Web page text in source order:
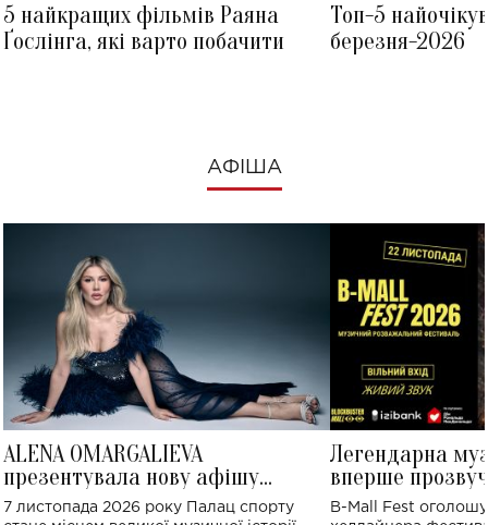
5 найкращих фільмів Раяна
Ґослінга, які варто побачити
Топ-5
березня-2026
АФІША
ALENA OMARGALIEVA
презентувала нову афішу
великого концерту в Палаці
7 листопада 2026 року Палац спорту
Легендарна
вперше
Україні: де
B-Mall Fest